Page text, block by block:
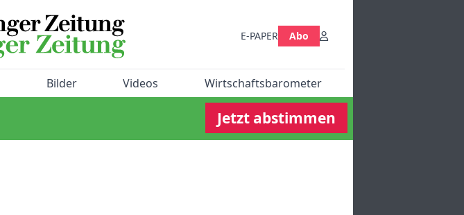
E-PAPER Abo
Bilder Videos Wirtschaftsbarometer
Jetzt abstimmen